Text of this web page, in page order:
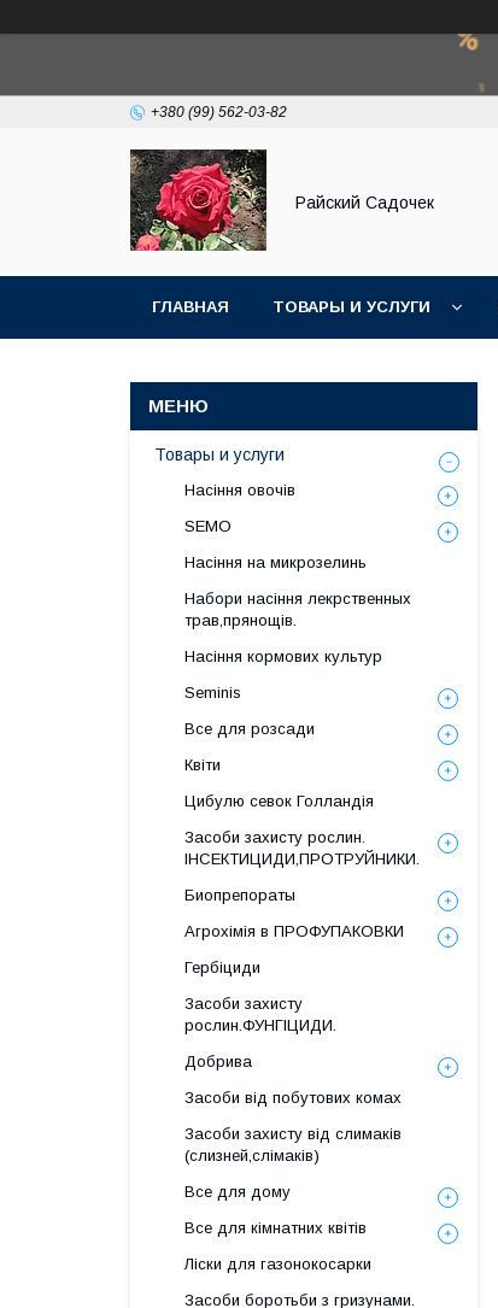
+380 (99) 562-03-82
Райский Садочек
ГЛАВНАЯ ТОВАРЫ И УСЛУГИ
Товары и услуги
Насіння овочів
SEMO
Насіння на микрозелинь
Набори насіння лекрственных
трав,прянощів.
Насіння кормових культур
Seminis
Все для розсади
Квіти
Цибулю севок Голландія
Засоби захисту рослин.
ІНСЕКТИЦИДИ,ПРОТРУЙНИКИ.
Биопрепораты
Агрохімія в ПРОФУПАКОВКИ
Гербіциди
Засоби захисту
рослин.ФУНГІЦИДИ.
Добрива
Засоби від побутових комах
Засоби захисту від слимаків
(слизней,слімаків)
Все для дому
Все для кімнатних квітів
Ліски для газонокосарки
Засоби боротьби з гризунами.